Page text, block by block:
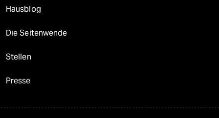
Hausblog
Die Seitenwende
Stellen
Presse